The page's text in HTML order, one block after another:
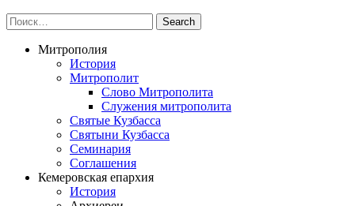
Митрополия
История
Митрополит
Слово Митрополита
Служения митрополита
Святые Кузбасса
Святыни Кузбасса
Семинария
Соглашения
Кемеровская епархия
История